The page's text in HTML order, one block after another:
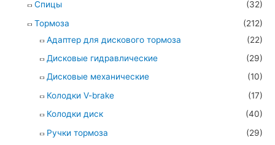
Спицы
(32)
Тормоза
(212)
Адаптер для дискового тормоза
(22)
Дисковые гидравлические
(29)
Дисковые механические
(10)
Колодки V-brake
(17)
Колодки диск
(40)
Ручки тормоза
(29)